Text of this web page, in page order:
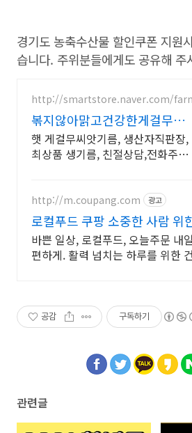
경기도 농축수산물 할인쿠폰 지원
습니다. 주위분들에게도 공유해 주
http://smartstore.naver.com/
볶지않아맑고건강한게걸무생기
름 게걸무씨앗 국내최대재배농
장
햇 게걸무씨앗기름, 생산자직판장,
최상품 생기름, 친절상담,전화주문
http://m.coupang.com 광고
로컬푸드 쿠팡 소중한 사람 위
바쁜 일상, 로컬푸드, 오늘주문 내
편하게. 활력 넘치는 하루를 위한
공감 구독하기
관련글